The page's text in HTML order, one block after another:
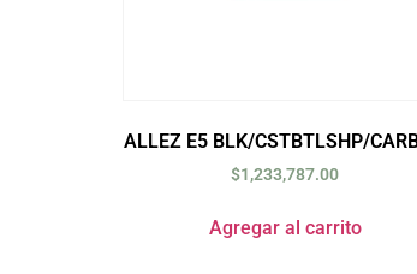
ALLEZ E5 BLK/CSTBTLSHP/
$1,233,787.00
Agregar al carrito